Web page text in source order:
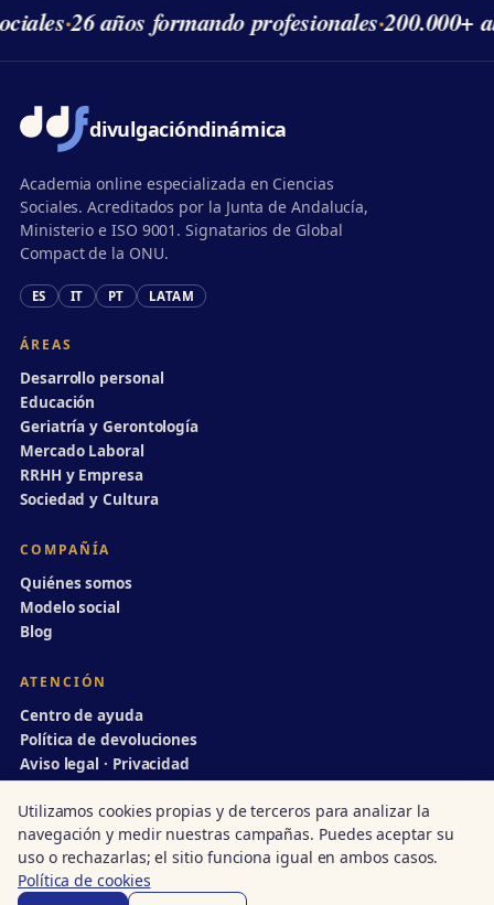
·26 años formando profesionales·200.000+
divulgacióndinámica
Academia online especializada en Ciencias
Sociales. Acreditados por la Junta de Andalucía,
Ministerio e ISO 9001. Signatarios de Global
Compact de la ONU.
ES IT PT LATAM
ÁREAS
Desarrollo personal
Educación
Geriatría y Gerontología
Mercado Laboral
RRHH y Empresa
Sociedad y Cultura
COMPAÑÍA
Quiénes somos
Modelo social
Blog
ATENCIÓN
Centro de ayuda
Política de devoluciones
Aviso legal · Privacidad
© 1998–2026 Divulgación Dinámica · Centro autorizado nº 14/00231
Utilizamos cookies propias y de terceros para analizar la
navegación y medir nuestras campañas. Puedes aceptar su
uso o rechazarlas; el sitio funciona igual en ambos casos.
Política de cookies